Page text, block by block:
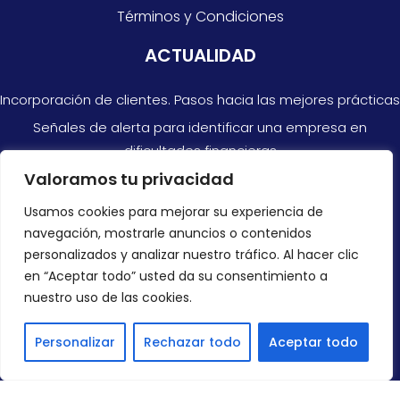
Valoramos tu privacidad
Usamos cookies para mejorar su experiencia de
navegación, mostrarle anuncios o contenidos
personalizados y analizar nuestro tráfico. Al hacer clic
en “Aceptar todo” usted da su consentimiento a
nuestro uso de las cookies.
Personalizar Rechazar todo Aceptar todo
Términos y Condiciones
ACTUALIDAD
Incorporación de clientes. Pasos hacia las mejores prácticas
Señales de alerta para identificar una empresa en
dificultades financieras
Razones por las que no siempre puedes confiar en las
CONTACTAR
+34 966 878 300
info@ondirect.es